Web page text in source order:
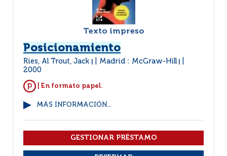
Texto impreso
Posicionamiento
Ries, Al Trout, Jack Madrid : McGraw-Hill
2000
| En formato papel.
MÁS INFORMACIÓN...